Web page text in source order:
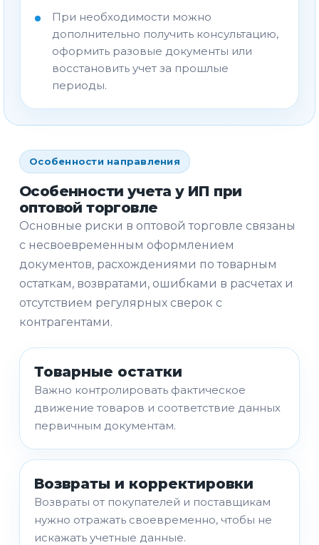
При необходимости можно
дополнительно получить консультацию,
оформить разовые документы или
восстановить учет за прошлые
периоды.
Особенности направления
Особенности учета у ИП при
оптовой торговле
Основные риски в оптовой торговле связаны
с несвоевременным оформлением
документов, расхождениями по товарным
остаткам, возвратами, ошибками в расчетах и
отсутствием регулярных сверок с
контрагентами.
Товарные остатки
Важно контролировать фактическое
движение товаров и соответствие данных
первичным документам.
Возвраты и корректировки
Возвраты от покупателей и поставщикам
нужно отражать своевременно, чтобы не
искажать учетные данные.